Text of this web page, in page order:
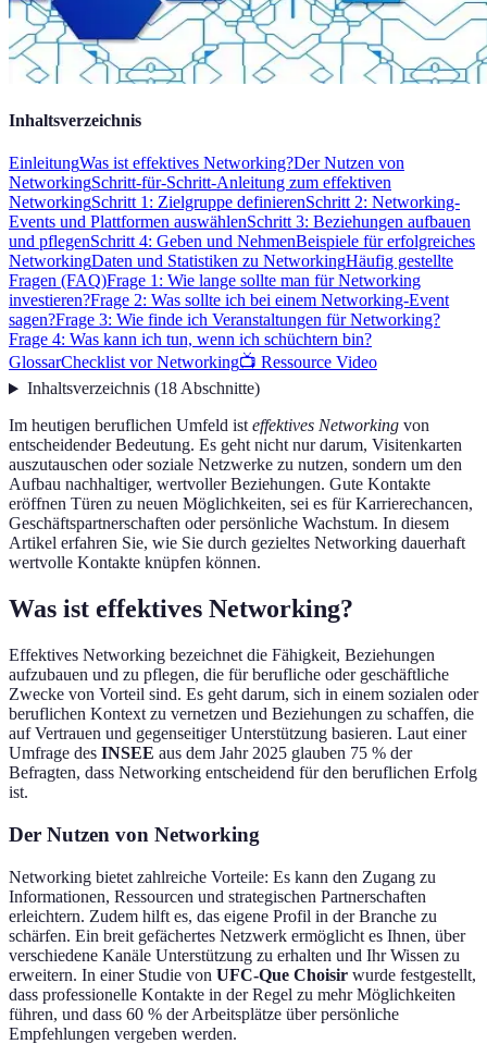
Inhaltsverzeichnis
EinleitungWas ist effektives Networking?Der Nutzen von
NetworkingSchritt-für-Schritt-Anleitung zum effektiven
NetworkingSchritt 1: Zielgruppe definierenSchritt 2: Networking-
Events und Plattformen auswählenSchritt 3: Beziehungen aufbauen
und pflegenSchritt 4: Geben und NehmenBeispiele für erfolgreiches
NetworkingDaten und Statistiken zu NetworkingHäufig gestellte
Fragen (FAQ)Frage 1: Wie lange sollte man für Networking
investieren?Frage 2: Was sollte ich bei einem Networking-Event
sagen?Frage 3: Wie finde ich Veranstaltungen für Networking?
Frage 4: Was kann ich tun, wenn ich schüchtern bin?
GlossarChecklist vor Networking📺 Ressource Video
Inhaltsverzeichnis(18Abschnitte)
Im heutigen beruflichen Umfeld isteffektives Networking von
entscheidender Bedeutung. Es geht nicht nur darum, Visitenkarten
auszutauschen oder soziale Netzwerke zu nutzen, sondern um den
Aufbau nachhaltiger, wertvoller Beziehungen. Gute Kontakte
eröffnen Türen zu neuen Möglichkeiten, sei es für Karrierechancen,
Geschäftspartnerschaften oder persönliche Wachstum. In diesem
Artikel erfahren Sie, wie Sie durch gezieltes Networking dauerhaft
wertvolle Kontakte knüpfen können.
Was ist effektives Networking?
Effektives Networking bezeichnet die Fähigkeit, Beziehungen
aufzubauen und zu pflegen, die für berufliche oder geschäftliche
Zwecke von Vorteil sind. Es geht darum, sich in einem sozialen oder
beruflichen Kontext zu vernetzen und Beziehungen zu schaffen, die
auf Vertrauen und gegenseitiger Unterstützung basieren. Laut einer
Umfrage des INSEE aus dem Jahr 2025 glauben 75 % der
Befragten, dass Networking entscheidend für den beruflichen Erfolg
ist.
Der Nutzen von Networking
Networking bietet zahlreiche Vorteile: Es kann den Zugang zu
Informationen, Ressourcen und strategischen Partnerschaften
erleichtern. Zudem hilft es, das eigene Profil in der Branche zu
schärfen. Ein breit gefächertes Netzwerk ermöglicht es Ihnen, über
verschiedene Kanäle Unterstützung zu erhalten und Ihr Wissen zu
erweitern. In einer Studie von UFC-Que Choisir wurde festgestellt,
dass professionelle Kontakte in der Regel zu mehr Möglichkeiten
führen, und dass 60 % der Arbeitsplätze über persönliche
Empfehlungen vergeben werden.